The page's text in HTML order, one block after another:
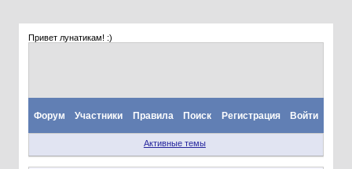
Привет лунатикам! :)
Форум Участники Правила Поиск Регистрация Войти
Активные темы